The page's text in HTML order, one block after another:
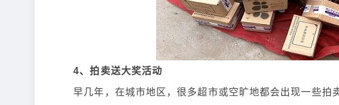
4、拍卖送大奖活动
早几年，在城市地区，很多超市或空旷地都会出现一些拍